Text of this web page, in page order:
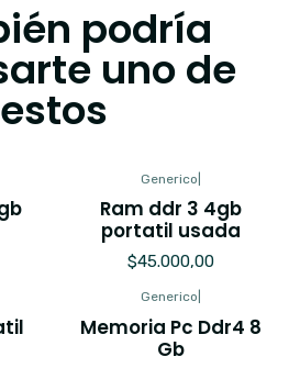
podría
uno de
estos
Generico
Ram ddr 3 4gb
portatil usada
$45.000,00
Generico
Memoria Pc Ddr4 8
Gb